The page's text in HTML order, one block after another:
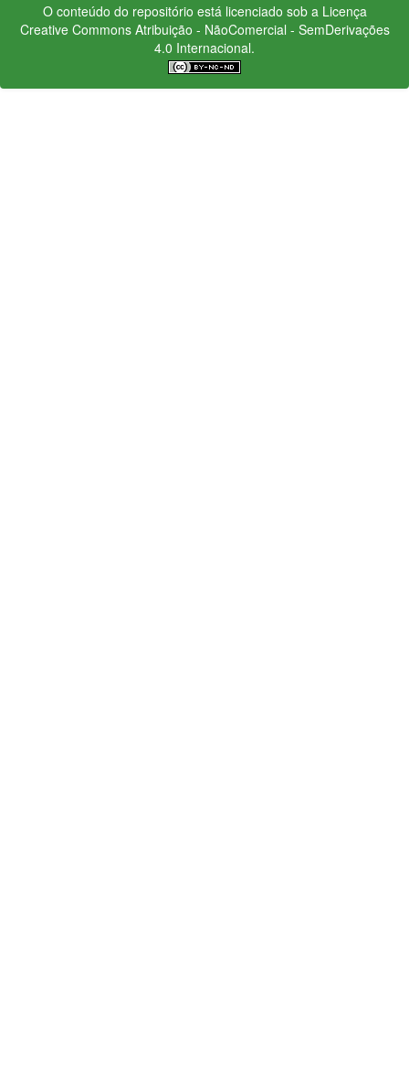
O conteúdo do repositório está licenciado sob a Licença
Creative CommonsAtribuição - NãoComercial - SemDerivações
4.0 Internacional.